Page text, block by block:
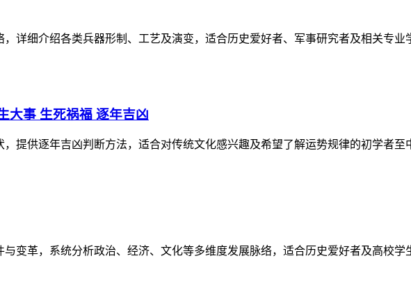
详细介绍各类兵器形制、工艺及演变，适合历史爱好者、军事研究者及相关专
大事 生死祸福 逐年吉凶
提供逐年吉凶判断方法，适合对传统文化感兴趣及希望了解运势规律的初学者
变革，系统分析政治、经济、文化等多维度发展脉络，适合历史爱好者及高校